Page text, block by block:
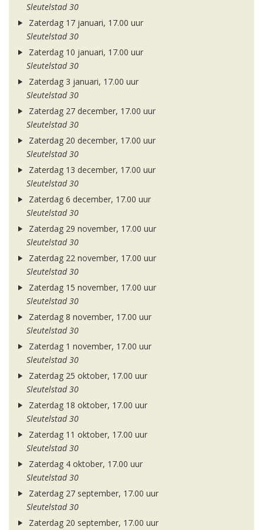
Sleutelstad 30
Zaterdag 17 januari, 17.00 uur
Sleutelstad 30
Zaterdag 10 januari, 17.00 uur
Sleutelstad 30
Zaterdag 3 januari, 17.00 uur
Sleutelstad 30
Zaterdag 27 december, 17.00 uur
Sleutelstad 30
Zaterdag 20 december, 17.00 uur
Sleutelstad 30
Zaterdag 13 december, 17.00 uur
Sleutelstad 30
Zaterdag 6 december, 17.00 uur
Sleutelstad 30
Zaterdag 29 november, 17.00 uur
Sleutelstad 30
Zaterdag 22 november, 17.00 uur
Sleutelstad 30
Zaterdag 15 november, 17.00 uur
Sleutelstad 30
Zaterdag 8 november, 17.00 uur
Sleutelstad 30
Zaterdag 1 november, 17.00 uur
Sleutelstad 30
Zaterdag 25 oktober, 17.00 uur
Sleutelstad 30
Zaterdag 18 oktober, 17.00 uur
Sleutelstad 30
Zaterdag 11 oktober, 17.00 uur
Sleutelstad 30
Zaterdag 4 oktober, 17.00 uur
Sleutelstad 30
Zaterdag 27 september, 17.00 uur
Sleutelstad 30
Zaterdag 20 september, 17.00 uur